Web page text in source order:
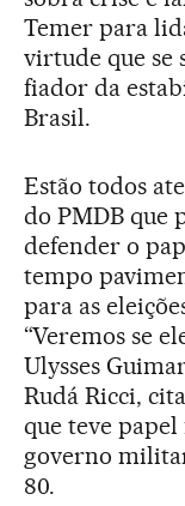
Temer para
virtude que se
fiador da
Brasil.
Estão todos
do PMDB que
defender o
tempo
para as
“Veremos se
Ulysses
Rudá Ricci,
que teve
governo
80.